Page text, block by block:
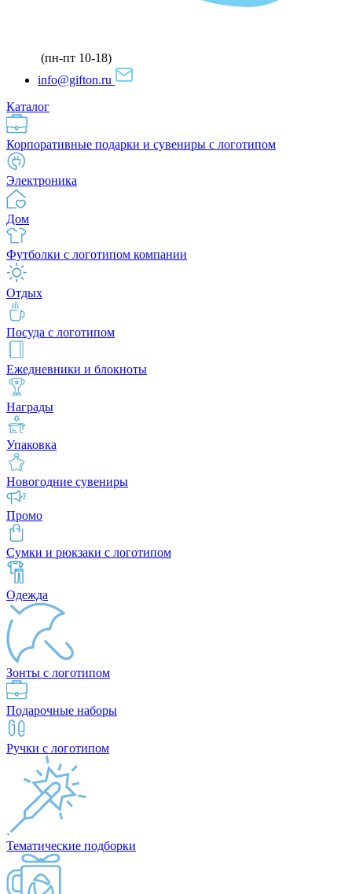
(пн-пт 10-18)
info@gifton.ru
Каталог
Корпоративные подарки и сувениры с логотипом
Электроника
Дом
Футболки с логотипом компании
Отдых
Посуда с логотипом
Ежедневники и блокноты
Награды
Упаковка
Новогодние сувениры
Промо
Сумки и рюкзаки с логотипом
Одежда
Зонты с логотипом
Подарочные наборы
Ручки с логотипом
Тематические подборки